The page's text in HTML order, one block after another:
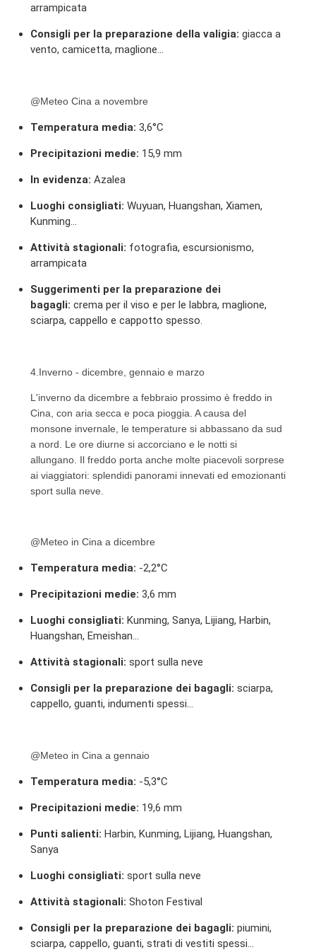
arrampicata
Consigli per la preparazione della valigia: giacca a
vento, camicetta, maglione...
@Meteo Cina a novembre
Temperatura media: 3,6°C
Precipitazioni medie: 15,9 mm
In evidenza: Azalea
Luoghi consigliati: Wuyuan, Huangshan, Xiamen,
Kunming…
Attività stagionali: fotografia, escursionismo,
arrampicata
Suggerimenti per la preparazione dei
bagagli: crema per il viso e per le labbra, maglione,
sciarpa, cappello e cappotto spesso.
4.Inverno - dicembre, gennaio e marzo
L'inverno da dicembre a febbraio prossimo è freddo in
Cina, con aria secca e poca pioggia. A causa del
monsone invernale, le temperature si abbassano da sud
a nord. Le ore diurne si accorciano e le notti si
allungano. Il freddo porta anche molte piacevoli sorprese
ai viaggiatori: splendidi panorami innevati ed emozionanti
sport sulla neve.
@Meteo in Cina a dicembre
Temperatura media: -2,2°C
Precipitazioni medie: 3,6 mm
Luoghi consigliati: Kunming, Sanya, Lijiang, Harbin,
Huangshan, Emeishan...
Attività stagionali: sport sulla neve
Consigli per la preparazione dei bagagli: sciarpa,
cappello, guanti, indumenti spessi...
@Meteo in Cina a gennaio
Temperatura media: -5,3°C
Precipitazioni medie: 19,6 mm
Punti salienti: Harbin, Kunming, Lijiang, Huangshan,
Sanya
Luoghi consigliati: sport sulla neve
Attività stagionali: Shoton Festival
Consigli per la preparazione dei bagagli: piumini,
sciarpa, cappello, guanti, strati di vestiti spessi…